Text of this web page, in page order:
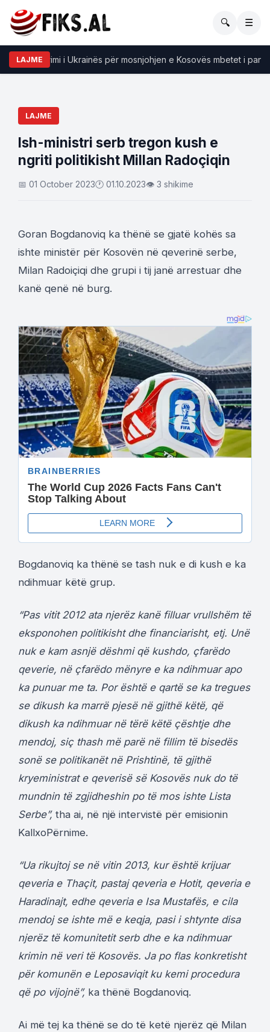
🔍 ☰
LAJME
Qëndrimi i Ukrainës për mosnjohjen e Kosovës mbetet i
LAJME
Ish-ministri serb tregon kush e
ngriti politikisht Millan Radoçiqin
📅 01 October 2023🕐 01.10.2023👁 3 shikime
Goran Bogdanoviq ka thënë se gjatë kohës sa
ishte ministër për Kosovën në qeverinë serbe,
Milan Radoiçiqi dhe grupi i tij janë arrestuar dhe
kanë qenë në burg.
Bogdanoviq ka thënë se tash nuk e di kush e ka
ndihmuar këtë grup.
“Pas vitit 2012 ata njerëz kanë filluar vrullshëm të
eksponohen politikisht dhe financiarisht, etj. Unë
nuk e kam asnjë dëshmi që kushdo, çfarëdo
qeverie, në çfarëdo mënyre e ka ndihmuar apo
ka punuar me ta. Por është e qartë se ka tregues
se dikush ka marrë pjesë në gjithë këtë, që
dikush ka ndihmuar në tërë këtë çështje dhe
mendoj, siç thash më parë në fillim të bisedës
sonë se politikanët në Prishtinë, të gjithë
kryeministrat e qeverisë së Kosovës nuk do të
mundnin të zgjidheshin po të mos ishte Lista
Serbe”, tha ai, në një intervistë për emisionin
KallxoPërnime.
“Ua rikujtoj se në vitin 2013, kur është krijuar
qeveria e Thaçit, pastaj qeveria e Hotit, qeveria e
Haradinajt, edhe qeveria e Isa Mustafës, e cila
mendoj se ishte më e keqja, pasi i shtynte disa
njerëz të komunitetit serb dhe e ka ndihmuar
krimin në veri të Kosovës. Ja po flas konkretisht
për komunën e Leposaviqit ku kemi procedura
që po vijojnë”, ka thënë Bogdanoviq.
Ai më tej ka thënë se do të ketë njerëz që Milan